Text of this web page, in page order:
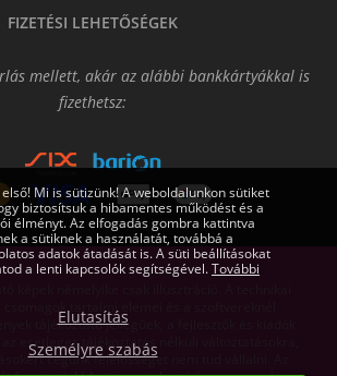
FIZETÉSI LEHETŐSÉGEK
mellett, akár az alábbi bankkártyákkal is
fizethetsz:
képek némelyike csak illusztráció. A technikai
csomagok tartalmi elemei és a szoftvereknél
tájékoztató jellegűek, a fejlesztők és kiadók
esetleges tájékoztatás nélküli változtatásokra,
cégünk felelősséget nem tud vállalni. Az
Mi is sütizünk! A weboldalunkon sütiket
biztosítsuk a hibamentes működést és a
élményt. Az elfogadás gombra kattintva
a sütiknek a használatát, továbbá a
adatok átadását is. A süti beállításokat
a lenti kapcsolók segítségével.További
Elutasítás
Személyre szabás